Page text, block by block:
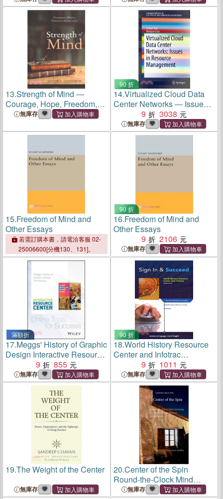
May 1961
13.Strength of Mind ―
Courage, Hope, Freedom,
Knowledge
無庫存
90 折
14.Virtualized Cloud Data
Center Networks ― Issues
in Resource Management
9 3038
無庫存
15.Freedom of Mind and
Other Essays
若需訂購本書，請電洽客服 02-
25006600[分機130、131]。
90 折
16.Freedom of Mind and
Other Essays
9
2106
無庫存
滿額折
17.Meggs' History of Graphic
Design Interactive Resource
Center Access Card
9 855
無庫存
90 折
18.World History Resource
Center and Infotrac
Passcode
9 1011
無庫存
19.The Weight of the Center
無庫存
20.Center of the Spin
Round-the-Clock Mind
Spinning for Perspective in
無庫存